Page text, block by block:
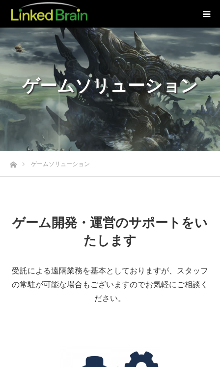
ゲームソリューション
ホームゲームソリューション
ゲーム開発・運営のサポートをい
たします
受託による遠隔業務を基本としておりますが、スタッフ
の常駐が可能な場合もございますのでお気軽にご相談く
ださい。